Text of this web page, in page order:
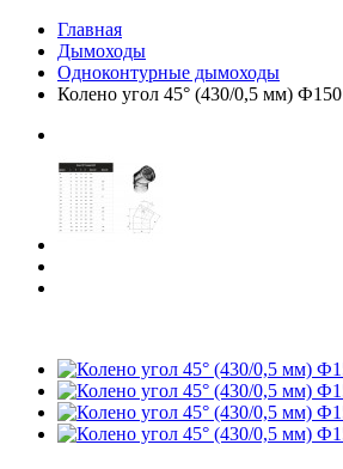
Главная
Дымоходы
Одноконтурные дымоходы
Колено угол 45° (430/0,5 мм) Ф150